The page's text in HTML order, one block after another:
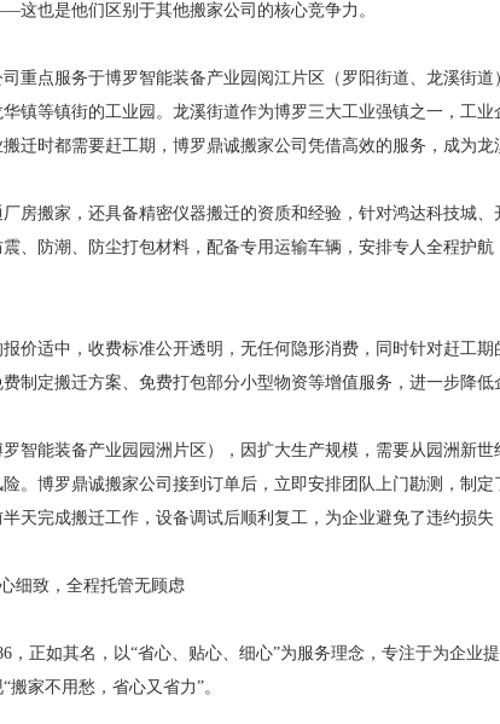
也是他们区别于其他搬家公司的核心竞争力。
重点服务于博罗智能装备产业园阅江片区（罗阳街道、龙溪街
镇等镇街的工业园。龙溪街道作为博罗三大工业强镇之一，工业
迁时都需要赶工期，博罗鼎诚搬家公司凭借高效的服务，成为龙
房搬家，还具备精密仪器搬迁的资质和经验，针对鸿达科技城、
、防潮、防尘打包材料，配备专用运输车辆，安排专人全程护
价适中，收费标准公开透明，无任何隐形消费，同时针对赶工
制定搬迁方案、免费打包部分小型物资等增值服务，进一步降低
智能装备产业园园洲片区），因扩大生产规模，需要从园洲新
。博罗鼎诚搬家公司接到订单后，立即安排团队上门勘测，制
天完成搬迁工作，设备调试后顺利复工，为企业避免了违约损失
细致，全程托管无顾虑
，正如其名，以“省心、贴心、细心”为服务理念，专注于为企
家不用愁，省心又省力”。